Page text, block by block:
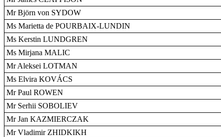
Mr Björn von SYDOW
Ms Marietta de POURBAIX-LUNDIN
Ms Kerstin LUNDGREN
Ms Mirjana MALIC
Mr Aleksei LOTMAN
Ms Elvira KOVÁCS
Mr Paul ROWEN
Mr Serhii SOBOLIEV
Mr Jan KAZMIERCZAK
Mr Vladimir ZHIDKIKH